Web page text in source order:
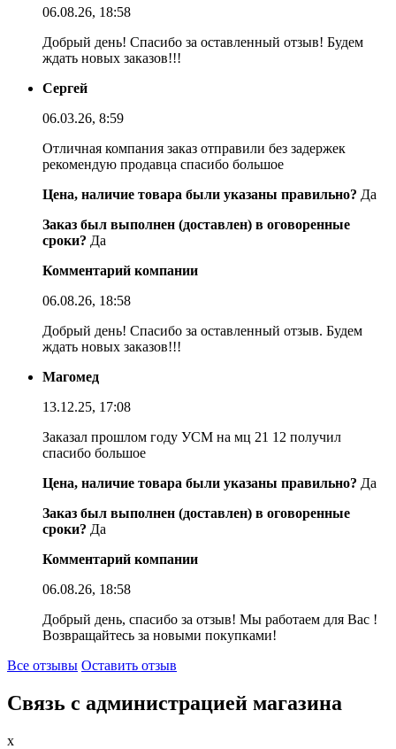
06.08.26, 18:58
Добрый день! Спасибо за оставленный отзыв! Будем
ждать новых заказов!!!
Сергей
06.03.26, 8:59
Отличная компания заказ отправили без задержек
рекомендую продавца спасибо большое
Цена, наличие товара были указаны правильно? Да
Заказ был выполнен (доставлен) в оговоренные
сроки? Да
Комментарий компании
06.08.26, 18:58
Добрый день! Спасибо за оставленный отзыв. Будем
ждать новых заказов!!!
Магомед
13.12.25, 17:08
Заказал прошлом году УСМ на мц 21 12 получил
спасибо большое
Цена, наличие товара были указаны правильно? Да
Заказ был выполнен (доставлен) в оговоренные
сроки? Да
Комментарий компании
06.08.26, 18:58
Добрый день, спасибо за отзыв! Мы работаем для Вас !
Возвращайтесь за новыми покупками!
Все отзывы Оставить отзыв
Связь с администрацией магазина
x